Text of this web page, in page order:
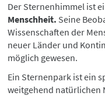
Der Sternenhimmel ist
Menschheit. Seine
Wissenschaften der
neuer Länder und
möglich gewesen.
Ein Sternenpark ist ein
weitgehend natürlichen